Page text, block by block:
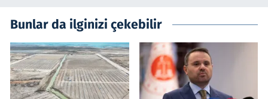
Bunlar da ilginizi çekebilir